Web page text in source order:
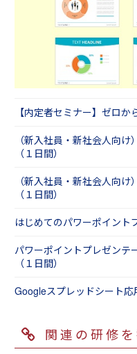
るようになる」「
すればよいかが分
すい）」、といっ
ただし、やはり目
研修目的によって
当にご相談くださ
合わせて最適なパ
【内定者セミナー】ゼロか
（新入社員・新社会人向
（１日間）
（新入社員・新社会人向
（１日間）
はじめてのパワーポイント
パワーポイントプレゼンテ
（１日間）
Googleスプレッドシート応
関連の研修